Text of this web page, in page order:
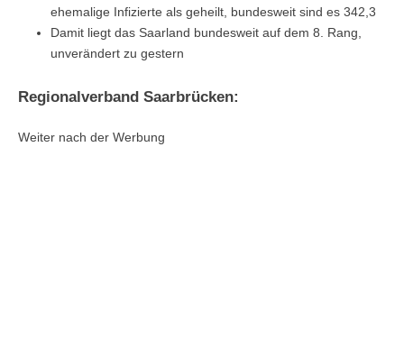
ehemalige Infizierte als geheilt, bundesweit sind es 342,3
Damit liegt das Saarland bundesweit auf dem 8. Rang,
unverändert zu gestern
Regionalverband Saarbrücken:
Weiter nach der Werbung